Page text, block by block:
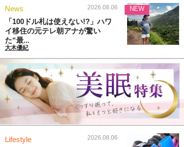
News 2026.08.06
「100ドル札は使えない!?」ハワ
イ移住の元テレ朝アナが驚い
た“最...
大木優紀
NEW
Lifestyle 2026.08.06